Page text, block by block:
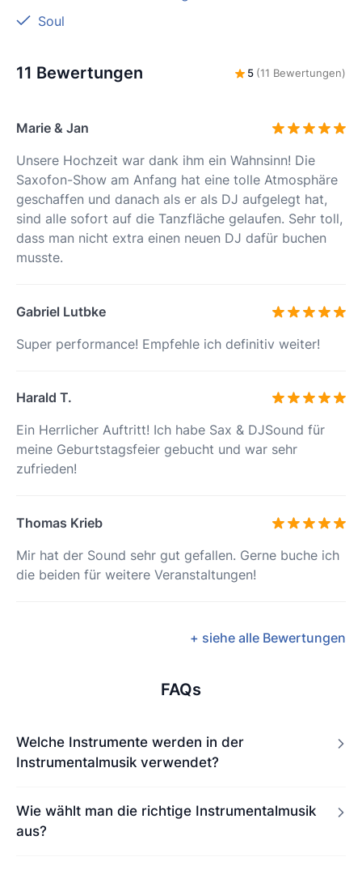
Soul
11 Bewertungen 5 (11 Bewertungen)
Marie & Jan
Unsere Hochzeit war dank ihm ein Wahnsinn! Die
Saxofon-Show am Anfang hat eine tolle Atmosphäre
geschaffen und danach als er als DJ aufgelegt hat,
sind alle sofort auf die Tanzfläche gelaufen. Sehr toll,
dass man nicht extra einen neuen DJ dafür buchen
musste.
Gabriel Lutbke
Super performance! Empfehle ich definitiv weiter!
Harald T.
Ein Herrlicher Auftritt! Ich habe Sax & DJSound für
meine Geburtstagsfeier gebucht und war sehr
zufrieden!
Thomas Krieb
Mir hat der Sound sehr gut gefallen. Gerne buche ich
die beiden für weitere Veranstaltungen!
+ siehe alle Bewertungen
FAQs
Welche Instrumente werden in der
Instrumentalmusik verwendet?
Wie wählt man die richtige Instrumentalmusik
aus?